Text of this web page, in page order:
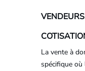
La vente à
spécifique où